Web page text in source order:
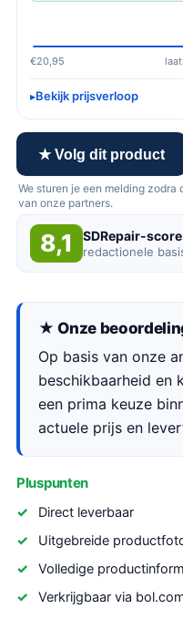
€20,95
Bekijk prijsverloop
★ Volg dit product
We sturen je een melding
van onze partners.
8,1 SDRepair-score
redactionele
★ Onze
Op basis van onze
beschikbaarheid en
een prima keuze
actuele prijs en
Pluspunten
Direct leverbaar
Uitgebreide
Volledige
Verkrijgbaar via